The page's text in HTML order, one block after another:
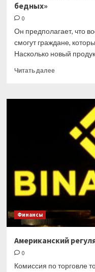
бедных»
0
Он предполагает, что
смогут граждане,
Насколько новый
Читать далееПрочитать
Госдума
законопроект
«вкладах
Финансы
Американский
0
Комиссия по